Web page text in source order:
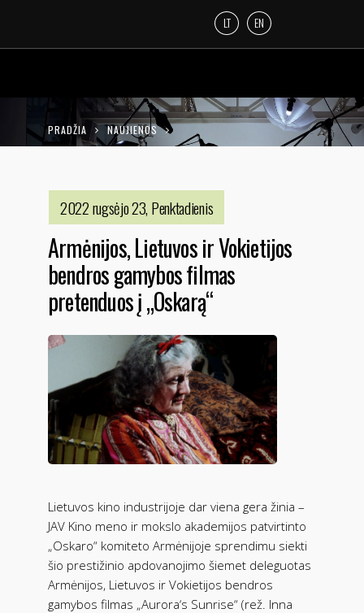
LT EN
PRADŽIA NAUJIENOS
BENDROS GAMYBOS FILMAS PRETENDUOS Į
„OSKARĄ“
2022 rugsėjo 23, Penktadienis
Armėnijos, Lietuvos ir Vokietijos
bendros gamybos filmas
pretenduos į „Oskarą“
Lietuvos kino industrijoje dar viena gera žinia –
JAV Kino meno ir mokslo akademijos patvirtinto
„Oskaro“ komiteto Armėnijoje sprendimu siekti
šio prestižinio apdovanojimo šiemet deleguotas
Armėnijos, Lietuvos ir Vokietijos bendros
gamybos filmas „Aurora‘s Sunrise“ (rež. Inna